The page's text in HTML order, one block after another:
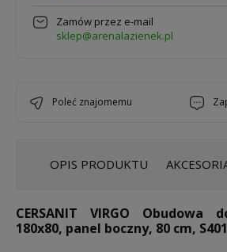
Zamów przez e-mail
sklep@arenalazienek.pl
poleć znajomemu
OPIS PRODUKTU
CERSANIT VIRGO Obudowa
180x80, panel boczny, 80 cm,